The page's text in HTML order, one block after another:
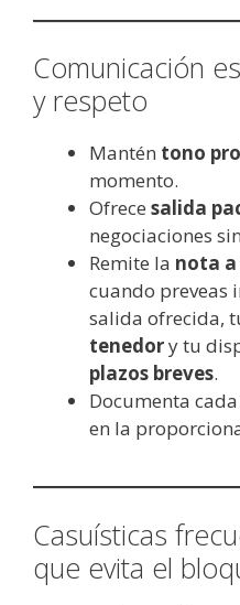
Comunicación
y respeto
Mantén tono
momento.
Ofrece salida
negociaciones
Remite la nota a
cuando preveas
salida ofrecida,
tenedory tu
plazos breves.
Documenta cada
en la
Casuísticas
que evita el